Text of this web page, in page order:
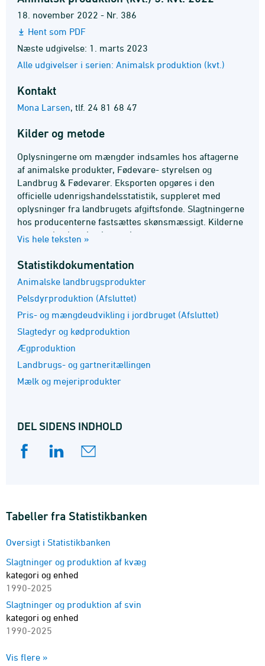
18. november 2022 - Nr. 386
Hent som PDF
Næste udgivelse: 1. marts 2023
Alle udgivelser i serien: Animalsk produktion (kvt.)
Kontakt
Mona Larsen, tlf. 24 81 68 47
Kilder og metode
Oplysningerne om mængder indsamles hos aftagerne
af animalske produkter, Fødevare- styrelsen og
Landbrug & Fødevarer. Eksporten opgøres i den
officielle udenrigshandelsstatistik, suppleret med
oplysninger fra landbrugets afgiftsfonde. Slagtningerne
hos producenterne fastsættes skønsmæssigt. Kilderne
er mere konkret beskrevet i
Vis hele teksten »
Statistik­dokumentation
Animalske landbrugsprodukter
Pelsdyrproduktion (Afsluttet)
Pris- og mængdeudvikling i jordbruget (Afsluttet)
Slagtedyr og kødproduktion
Ægproduktion
Landbrugs- og gartneritællingen
Mælk og mejeriprodukter
DEL SIDENS INDHOLD
Tabeller fra Statistikbanken
Oversigt i Statistikbanken
Slagtninger og produktion af kvæg
kategori og enhed
1990-2025
Slagtninger og produktion af svin
kategori og enhed
1990-2025
kategori og enhed (år)
Vis flere »